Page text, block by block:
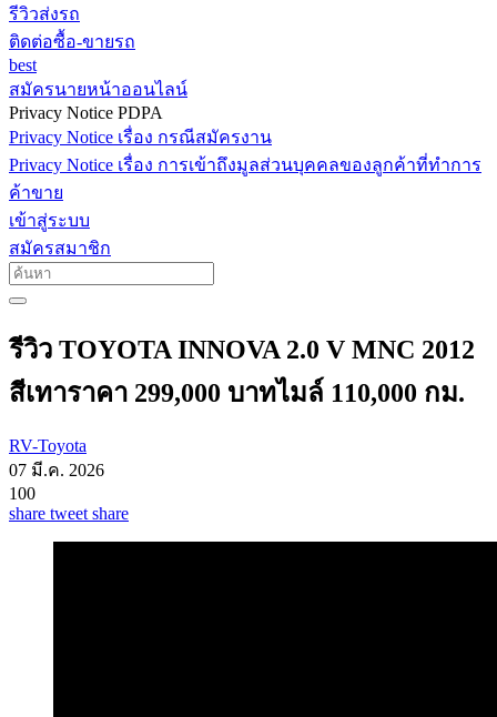
รีวิวส่งรถ
ติดต่อซื้อ-ขายรถ
best
สมัครนายหน้าออนไลน์
Privacy Notice PDPA
Privacy Notice เรื่อง กรณีสมัครงาน
Privacy Notice เรื่อง การเข้าถึงมูลส่วนบุคคลของลูกค้าที่ทำการ
ค้าขาย
เข้าสู่ระบบ
สมัครสมาชิก
รีวิว TOYOTA INNOVA 2.0 V MNC 2012
สีเทาราคา 299,000 บาทไมล์ 110,000 กม.
RV-Toyota
07 มี.ค. 2026
100
share tweet share